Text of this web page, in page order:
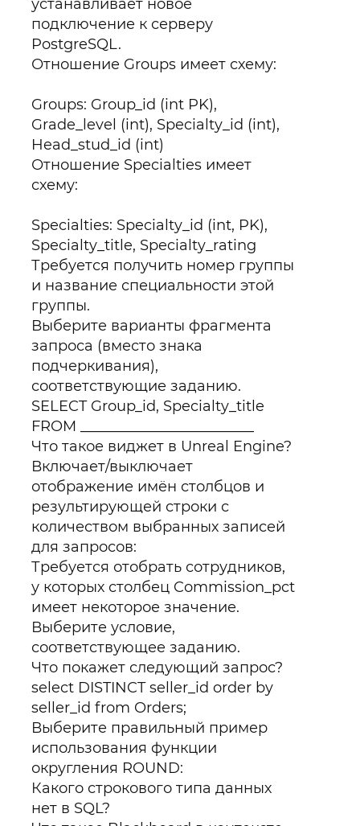
устанавливает новое
подключение к серверу
PostgreSQL.
Отношение Groups имеет схему:
Groups: Group_id (int PK),
Grade_level (int), Specialty_id (int),
Head_stud_id (int)
Отношение Specialties имеет
схему:
Specialties: Specialty_id (int, PK),
Specialty_title, Specialty_rating
Требуется получить номер группы
и название специальности этой
группы.
Выберите варианты фрагмента
запроса (вместо знака
подчеркивания),
соответствующие заданию.
SELECT Group_id, Specialty_title
FROM ________________________
Что такое виджет в Unreal Engine?
Включает/выключает
отображение имён столбцов и
результирующей строки с
количеством выбранных записей
для запросов:
Требуется отобрать сотрудников,
у которых столбец Commission_pct
имеет некоторое значение.
Выберите условие,
соответствующее заданию.
Что покажет следующий запрос?
select DISTINCT seller_id order by
seller_id from Orders;
Выберите правильный пример
использования функции
округления ROUND:
Какого строкового типа данных
нет в SQL?